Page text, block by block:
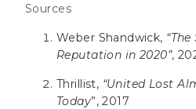
Sources
Weber Shandwick,
Reputation in 2020”,
Thrillist, “United Lost
Today”, 2017